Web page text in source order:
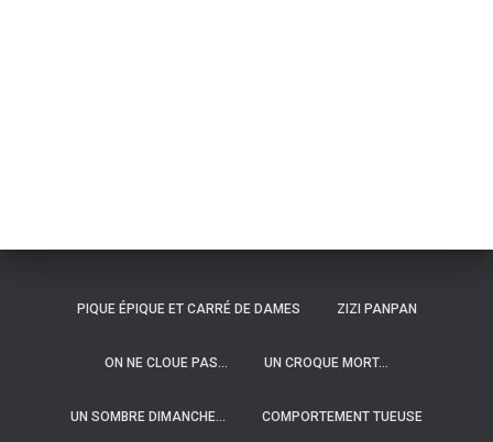
PIQUE ÉPIQUE ET CARRÉ DE DAMES ZIZI PANPAN
ON NE CLOUE PAS… UN CROQUE MORT…
UN SOMBRE DIMANCHE… COMPORTEMENT TUEUSE